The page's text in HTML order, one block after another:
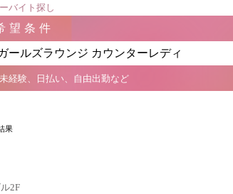
バイト探し
望条件
経験、日払い、自由出勤など
果
2F